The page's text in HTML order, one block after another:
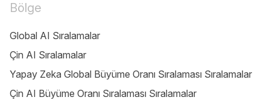
Bölge
Global AI Sıralamalar
Çin AI Sıralamalar
Yapay Zeka Global Büyüme Oranı Sıralaması Sıralamalar
Çin AI Büyüme Oranı Sıralaması Sıralamalar